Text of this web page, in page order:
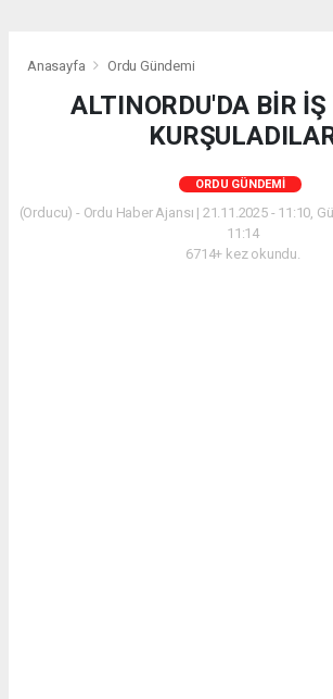
Anasayfa Ordu Gündemi
ALTINORDU'DA BİR
ORDU GÜNDEMI
(Orducu) - Ordu Haber Ajansı | 21.11.2025 - 11:10,
11:14
6714+ kez okundu.